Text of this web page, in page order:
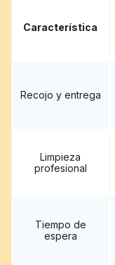
Característica
Recojo y entrega
Limpieza
profesional
Tiempo de
espera